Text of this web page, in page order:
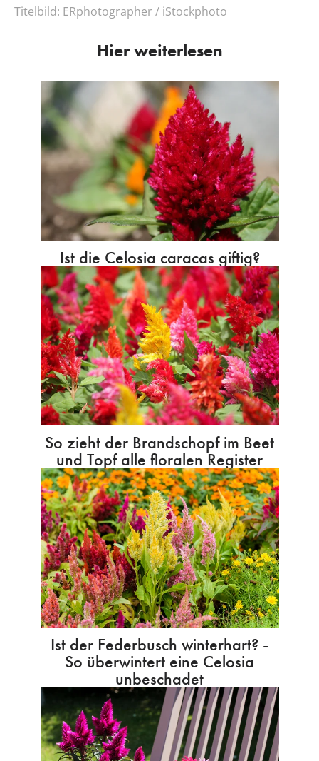
Titelbild: ERphotographer / iStockphoto
Hier weiterlesen
Ist die Celosia caracas giftig?
So zieht der Brandschopf im Beet
und Topf alle floralen Register
Ist der Federbusch winterhart? -
So überwintert eine Celosia
unbeschadet